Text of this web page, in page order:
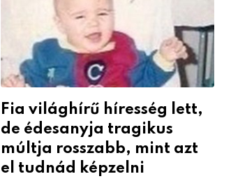
Fia világhírű híresség lett,
de édesanyja tragikus
múltja rosszabb, mint azt
el tudnád képzelni